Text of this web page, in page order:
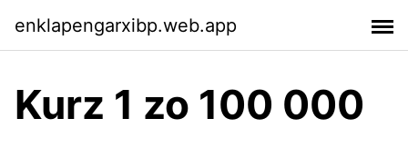
enklapengarxibp.web.app
Kurz 1 zo 100 000